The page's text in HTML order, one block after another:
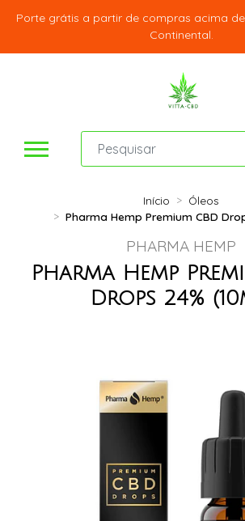
Porte grátis a partir de compras acima
Continental.
Início
Óleos
Pharma Hemp Premium CBD
PHARMA HEMP
Pharma Hemp
Drops 24%